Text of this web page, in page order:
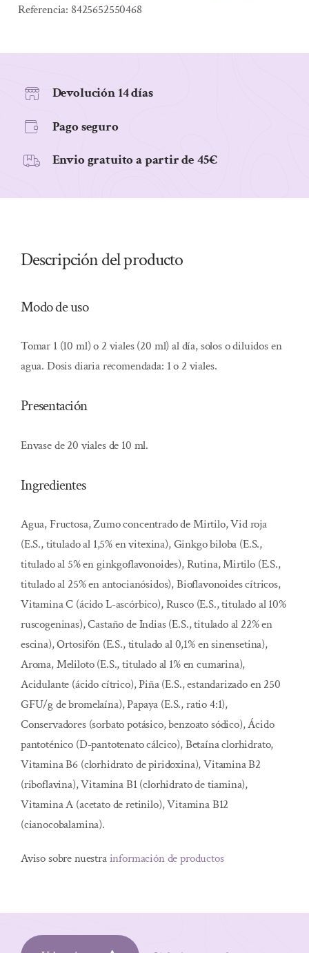
VIALES
Referencia: 8425652550468
Devolución 14 días
Pago seguro
Envio gratuito a partir de 45€
Descripción del producto
Modo de uso
Tomar 1 (10 ml) o 2 viales (20 ml) al día, solos o diluidos en
agua. Dosis diaria recomendada: 1 o 2 viales.
Presentación
Envase de 20 viales de 10 ml.
Ingredientes
Agua, Fructosa, Zumo concentrado de Mirtilo, Vid roja
(E.S., titulado al 1,5% en vitexina), Ginkgo biloba (E.S.,
titulado al 5% en ginkgoflavonoides), Rutina, Mirtilo (E.S.,
titulado al 25% en antocianósidos), Bioflavonoides cítricos,
Vitamina C (ácido L-ascórbico), Rusco (E.S., titulado al 10%
ruscogeninas), Castaño de Indias (E.S., titulado al 22% en
escina), Ortosifón (E.S., titulado al 0,1% en sinensetina),
Aroma, Meliloto (E.S., titulado al 1% en cumarina),
Acidulante (ácido cítrico), Piña (E.S., estandarizado en 250
GFU/g de bromelaína), Papaya (E.S., ratio 4:1),
Conservadores (sorbato potásico, benzoato sódico), Ácido
pantoténico (D-pantotenato cálcico), Betaína clorhidrato,
Vitamina B6 (clorhidrato de piridoxina), Vitamina B2
(riboflavina), Vitamina B1 (clorhidrato de tiamina),
Vitamina A (acetato de retinilo), Vitamina B12
(cianocobalamina).
Aviso sobre nuestrainformación de productos